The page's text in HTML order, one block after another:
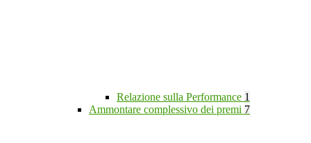
Relazione sulla Performance 1
Ammontare complessivo dei premi 7